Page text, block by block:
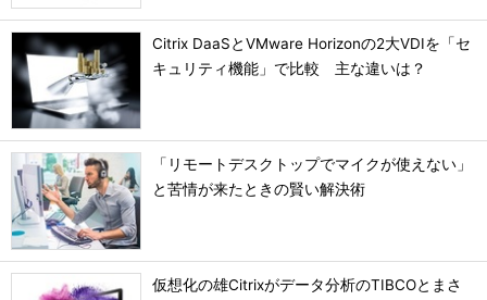
Citrix DaaSとVMware Horizonの2大VDIを「セ
キュリティ機能」で比較 主な違いは？
「リモートデスクトップでマイクが使えない」
と苦情が来たときの賢い解決術
仮想化の雄Citrixがデータ分析のTIBCOとまさ